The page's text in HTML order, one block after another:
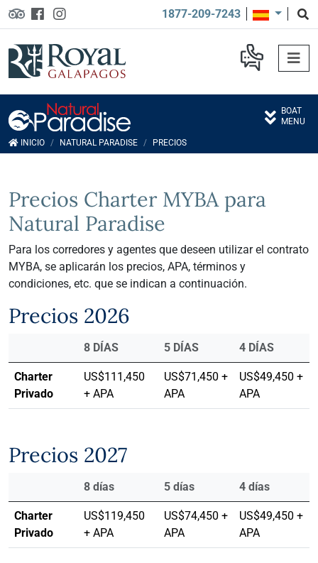
1877-209-7243
INICIO NATURAL PARADISE PRECIOS
BOAT
MENU
Precios Charter MYBA para
Natural Paradise
Para los corredores y agentes que deseen utilizar el contrato
MYBA, se aplicarán los precios, APA, términos y
condiciones, etc. que se indican a continuación.
Precios 2026
8 DÍAS 5 DÍAS 4 DÍAS
Charter
Privado
US$111,450
+ APA
US$71,450 +
APA
US$49,450 +
APA
Precios 2027
8 días 5 días 4 días
Charter
Privado
US$119,450
+ APA
US$74,450 +
APA
US$49,450 +
APA